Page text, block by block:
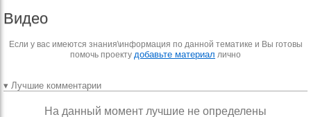
Видео
Если у вас имеются знания\информация по данной тематике и Вы готовы
помочь проекту добавьте материал лично
▾ Лучшие комментарии
На данный момент лучшие не определены